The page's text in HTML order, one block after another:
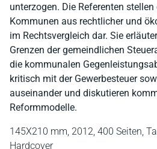
unterzogen. Die Referenten
Kommunen aus rechtlicher und
im Rechtsvergleich dar. Sie
Grenzen der gemeindlichen
die kommunalen
kritisch mit der Gewerbesteuer
auseinander und diskutieren
Reformmodelle.
145X210 mm, 2012, 400 Seiten,
Hardcover